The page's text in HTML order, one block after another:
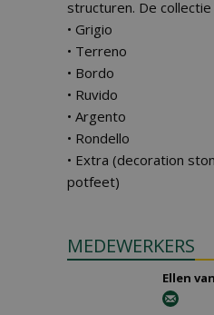
structuren. De
• Grigio
• Terreno
• Bordo
• Ruvido
• Argento
• Rondello
• Extra (decoration
potfeet)
MEDEWERKERS
Ellen